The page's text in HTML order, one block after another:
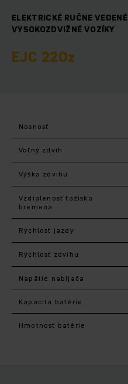
ELEKTRICKÉ RUČNE VEDENÉ
VYSOKOZDVIŽNÉ VOZÍKY
EJC 220z
Nosnosť
Voľný zdvih
Výška zdvihu
Vzdialenosť ťažiska
bremena
Rýchlosť jazdy
Rýchlosť zdvihu
Napätie nabíjača
Kapacita batérie
Hmotnosť batérie